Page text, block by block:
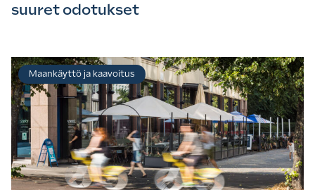
suuret odotukset
Maankäyttö ja kaavoitus